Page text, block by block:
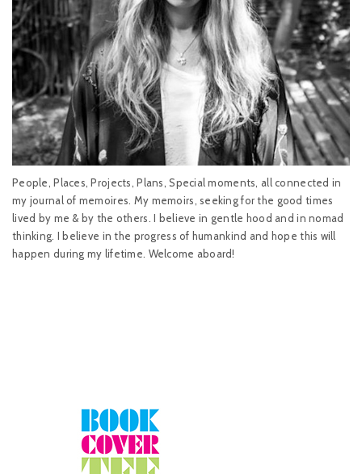
People, Places, Projects, Plans, Special moments, all connected in
my journal of memoires. My memoirs, seeking for the good times
lived by me & by the others. I believe in gentle hood and in nomad
thinking. I believe in the progress of humankind and hope this will
happen during my lifetime. Welcome aboard!